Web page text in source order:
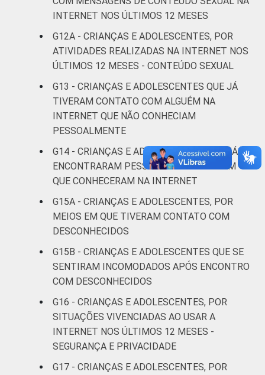
Não sabe 39
Não
respondeu
33 54
CLASSE
SOCIAL
AB 46 51
C 39
DOMICÍLIO
COM ACESSO
À INTERNET
Sim 41 54
Não 41 54
Fonte: CGI.br/NIC.br, Centro Regional de
Sociedade da Informação (Cetic.br),
Pesquisa sobre o uso da Internet por
crianças e adolescentes no Brasil - TIC Kids
Online Brasil 2019. ¹Dados coletados por
meio de questionários de
autopreenchimento.
INTERNET NOS ÚLTIMOS 12 MESES
G12A - CRIANÇAS E ADOLESCENTES, POR
ATIVIDADES REALIZADAS NA INTERNET NOS
ÚLTIMOS 12 MESES - CONTEÚDO SEXUAL
G13 - CRIANÇAS E ADOLESCENTES QUE JÁ
TIVERAM CONTATO COM ALGUÉM NA
INTERNET QUE NÃO CONHECIAM
PESSOALMENTE
G14 - CRIANÇAS E ADOLESCENTES QUE JÁ
ENCONTRARAM PESSOALMENTE ALGUÉM
QUE CONHECERAM NA INTERNET
G15A - CRIANÇAS E ADOLESCENTES, POR
MEIOS EM QUE TIVERAM CONTATO COM
DESCONHECIDOS
G15B - CRIANÇAS E ADOLESCENTES QUE SE
SENTIRAM INCOMODADOS APÓS ENCONTRO
COM DESCONHECIDOS
G16 - CRIANÇAS E ADOLESCENTES, POR
SITUAÇÕES VIVENCIADAS AO USAR A
INTERNET NOS ÚLTIMOS 12 MESES -
SEGURANÇA E PRIVACIDADE
G17 - CRIANÇAS E ADOLESCENTES, POR